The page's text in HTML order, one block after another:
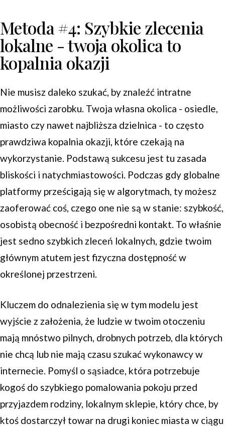
Metoda #4: Szybkie zlecenia
lokalne - twoja okolica to
kopalnia okazji
Nie musisz daleko szukać, by znaleźć intratne
możliwości zarobku. Twoja własna okolica - osiedle,
miasto czy nawet najbliższa dzielnica - to często
prawdziwa kopalnia okazji, które czekają na
wykorzystanie. Podstawą sukcesu jest tu zasada
bliskości i natychmiastowości. Podczas gdy globalne
platformy prześcigają się w algorytmach, ty możesz
zaoferować coś, czego one nie są w stanie: szybkość,
osobistą obecność i bezpośredni kontakt. To właśnie
jest sedno szybkich zleceń lokalnych, gdzie twoim
głównym atutem jest fizyczna dostępność w
określonej przestrzeni.
Kluczem do odnalezienia się w tym modelu jest
wyjście z założenia, że ludzie w twoim otoczeniu
mają mnóstwo pilnych, drobnych potrzeb, dla których
nie chcą lub nie mają czasu szukać wykonawcy w
internecie. Pomyśl o sąsiadce, która potrzebuje
kogoś do szybkiego pomalowania pokoju przed
przyjazdem rodziny, lokalnym sklepie, który chce, by
ktoś dostarczył towar na drugi koniec miasta w ciągu